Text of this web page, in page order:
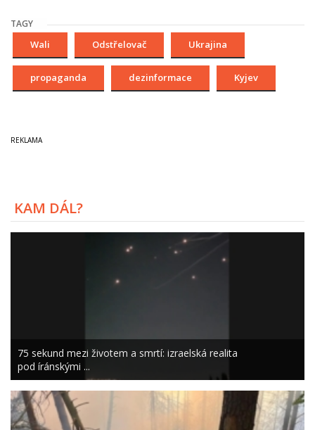
TAGY
Wali Odstřelovač Ukrajina
propaganda dezinformace Kyjev
KAM DÁL?
75 sekund mezi životem a smrtí: izraelská realita
pod íránskými ...